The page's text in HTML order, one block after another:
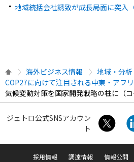
地域統括会社誘致が成長局面に突入
海外ビジネス情報 地域・分
COP27に向けて注目される中東・アフ
気候変動対策を国家開発戦略の柱に（コ
ジェトロ公式SNSアカウン
ト
採用情報 調達情報 情報公開